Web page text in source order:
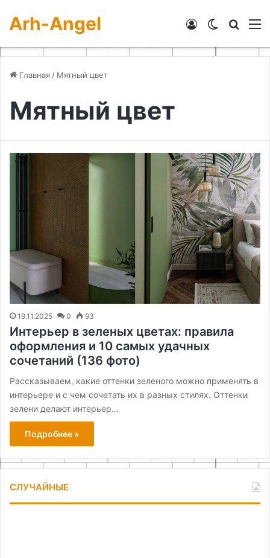
Arh-Angel Switch skin
Войти
Главная / Мятный цвет
Мятный цвет
19.11.2025 0 93
Интерьер в зеленых цветах: правила
оформления и 10 самых удачных
сочетаний (136 фото)
Рассказываем, какие оттенки зеленого можно применять в
интерьере и с чем сочетать их в разных стилях. Оттенки
зелени делают интерьер…
Подробнее »
СЛУЧАЙНЫЕ